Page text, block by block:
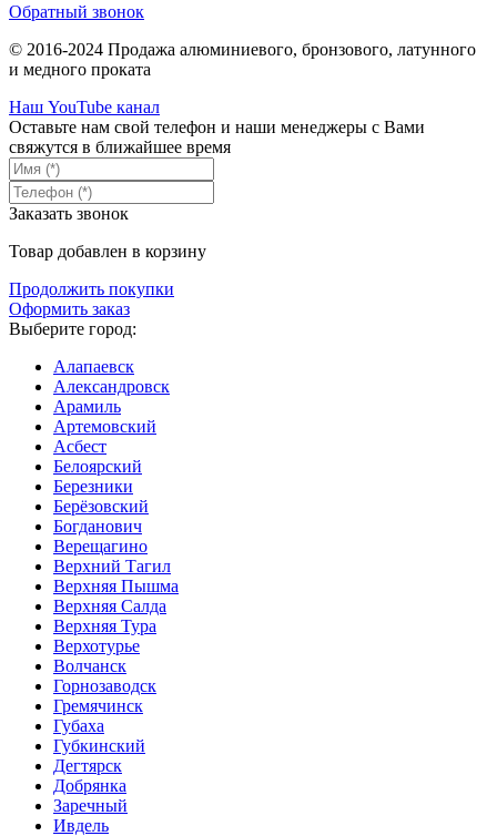
Обратный звонок
© 2016-2024 Продажа алюминиевого, бронзового, латунного
и медного проката
Наш YouTube канал
Оставьте нам свой телефон и наши менеджеры с Вами
свяжутся в ближайшее время
Заказать звонок
Товар добавлен в корзину
Продолжить покупки
Оформить заказ
Выберите город:
Алапаевск
Александровск
Арамиль
Артемовский
Асбест
Белоярский
Березники
Берёзовский
Богданович
Верещагино
Верхний Тагил
Верхняя Пышма
Верхняя Салда
Верхняя Тура
Верхотурье
Волчанск
Горнозаводск
Гремячинск
Губаха
Губкинский
Дегтярск
Добрянка
Заречный
Ивдель